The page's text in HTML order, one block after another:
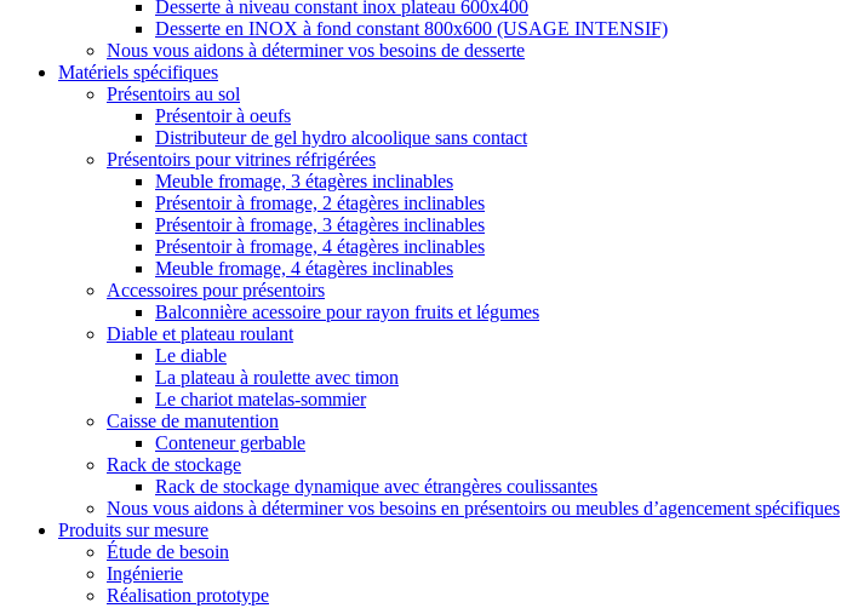
Desserte à niveau constant inox plateau 600x400
Desserte en INOX à fond constant 800x600 (USAGE INTENSIF)
Nous vous aidons à déterminer vos besoins de desserte
Matériels spécifiques
Présentoirs au sol
Présentoir à oeufs
Distributeur de gel hydro alcoolique sans contact
Présentoirs pour vitrines réfrigérées
Meuble fromage, 3 étagères inclinables
Présentoir à fromage, 2 étagères inclinables
Présentoir à fromage, 3 étagères inclinables
Présentoir à fromage, 4 étagères inclinables
Meuble fromage, 4 étagères inclinables
Accessoires pour présentoirs
Balconnière acessoire pour rayon fruits et légumes
Diable et plateau roulant
Le diable
La plateau à roulette avec timon
Le chariot matelas-sommier
Caisse de manutention
Conteneur gerbable
Rack de stockage
Rack de stockage dynamique avec étrangères coulissantes
Nous vous aidons à déterminer vos besoins en présentoirs ou meubles d’agencement spécifiques
Produits sur mesure
Étude de besoin
Ingénierie
Réalisation prototype